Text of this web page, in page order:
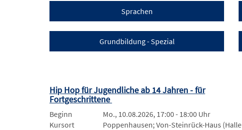
Sprachen
Grundbildung - Spezial
Hip Hop für Jugendliche ab 14 Jahren - für
Fortgeschrittene
Beginn
Mo., 10.08.2026, 17:00 - 18:00 Uhr
Kursort
Poppenhausen; Von-Steinrück-Haus (Halle